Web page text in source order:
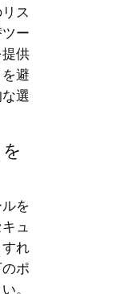
ス
ー
供
避
選
を
ュ
れ
ポ
。